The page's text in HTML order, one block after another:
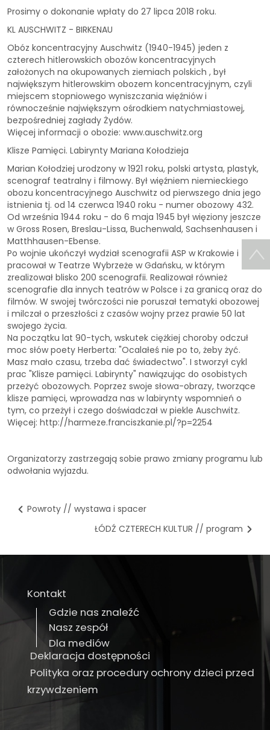
Prosimy o dokonanie wpłaty do 27 lipca 2018 roku.
KL AUSCHWITZ - BIRKENAU
Obóz koncentracyjny Auschwitz (1940-1945) jeden z
czterech hitlerowskich obozów koncentracyjnych
założonych na okupowanych ziemiach polskich , był
największym hitlerowskim obozem koncentracyjnym, czyli
miejscem stopniowego wyniszczania więźniów i
równocześnie największym ośrodkiem natychmiastowej,
bezpośredniej zagłady Żydów.
Więcej informacji o obozie: www.auschwitz.org
Klisze Pamięci. Labirynty Mariana Kołodzieja
Marian Kołodziej urodzony w 1921 roku, polski artysta, plastyk,
scenograf teatralny i filmowy. Był więźniem niemieckiego
obozu koncentracyjnego Auschwitz od pierwszego dnia jego
istnienia tj. od 14 czerwca 1940 roku - numer obozowy 432.
Od września 1944 roku - do 6 maja 1945 był więziony jeszcze
w Gross Rosen, Breslau-Lissa, Buchenwald, Sachsenhausen i
Matthhausen-Ebense.
Po wojnie ukończył wydział scenografii ASP w Krakowie i
pracował w Teatrze Wybrzeże w Gdańsku, w którym
zrealizował blisko 200 scenografii. Realizował również
scenografie dla innych teatrów w Polsce i za granicą oraz do
filmów. W swojej twórczości nie poruszał tematyki obozowej
i milczał o przeszłości z czasów wojny przez prawie 50 lat
swojego życia.
Na początku lat 90-tych, wskutek ciężkiej choroby odczuł
moc słów poety Herberta: "Ocalałeś nie po to, żeby żyć.
Masz mało czasu, trzeba dać świadectwo". I stworzył cykl
prac "Klisze pamięci. Labirynty" nawiązując do osobistych
przeżyć obozowych. Poprzez swoje słowa-obrazy, tworzące
klisze pamięci, wprowadza nas w labirynty wspomnień o
tym, co przeżył i czego doświadczał w piekle Auschwitz.
Więcej: http://harmeze.franciszkanie.pl/?p=2254
Organizatorzy zastrzegają sobie prawo zmiany programu lub
odwołania wyjazdu.
Powroty // wystawa i spacer
ŁÓDŹ CZTERECH KULTUR // program
Kontakt
Gdzie nas znaleźć
Nasz zespół
Dla mediów
Deklaracja dostępności
Polityka oraz procedury ochrony dzieci przed
krzywdzeniem